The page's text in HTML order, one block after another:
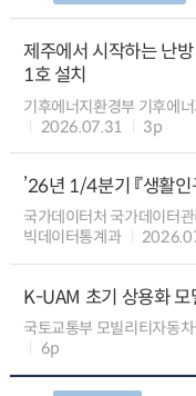
제주에서 시작하는 난
1호 설치
기후에너지환경부 기후에
2026.07.31
3p
’26년 1/4분기 『생활인
국가데이터처 국가데이터
빅데이터통계과
K-UAM 초기 상용화 모
국토교통부 모빌리티자동
6p